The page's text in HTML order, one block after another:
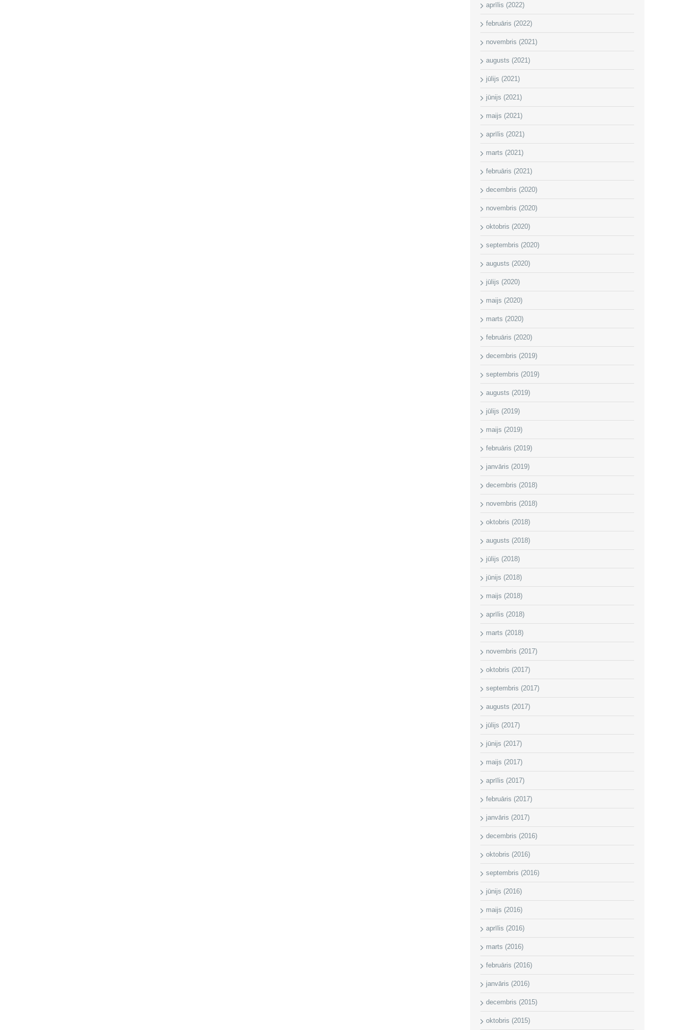
aprīlis (2022)
februāris (2022)
novembris (2021)
augusts (2021)
jūlijs (2021)
jūnijs (2021)
maijs (2021)
aprīlis (2021)
marts (2021)
februāris (2021)
decembris (2020)
novembris (2020)
oktobris (2020)
septembris (2020)
augusts (2020)
jūlijs (2020)
maijs (2020)
marts (2020)
februāris (2020)
decembris (2019)
septembris (2019)
augusts (2019)
jūlijs (2019)
maijs (2019)
februāris (2019)
janvāris (2019)
decembris (2018)
novembris (2018)
oktobris (2018)
augusts (2018)
jūlijs (2018)
jūnijs (2018)
maijs (2018)
aprīlis (2018)
marts (2018)
novembris (2017)
oktobris (2017)
septembris (2017)
augusts (2017)
jūlijs (2017)
jūnijs (2017)
maijs (2017)
aprīlis (2017)
februāris (2017)
janvāris (2017)
decembris (2016)
oktobris (2016)
septembris (2016)
jūnijs (2016)
maijs (2016)
aprīlis (2016)
marts (2016)
februāris (2016)
janvāris (2016)
decembris (2015)
oktobris (2015)